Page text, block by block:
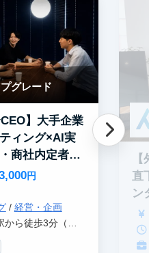
グレード
】大手企業
ィング×AI実
商社内定者多
円
/ 経営・企画
3分（大崎駅から徒歩8分）
直
ン